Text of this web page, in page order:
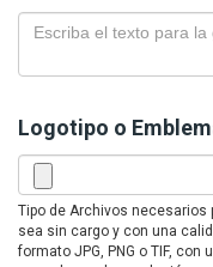
Logotipo o
Tipo de Archivos necesarios
sea sin cargo y con una
formato JPG, PNG o TIF, con